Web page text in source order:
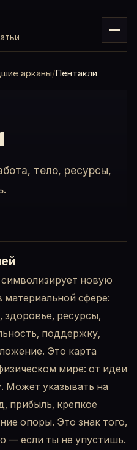
арканы Пентакли
тело, ресурсы,
новую
сфере:
здоровье, ресурсы,
поддержку,
Это карта
мире: от идеи
Может указывать на
прибыль, крепкое
опоры. Это знак того,
— если ты не упустишь.